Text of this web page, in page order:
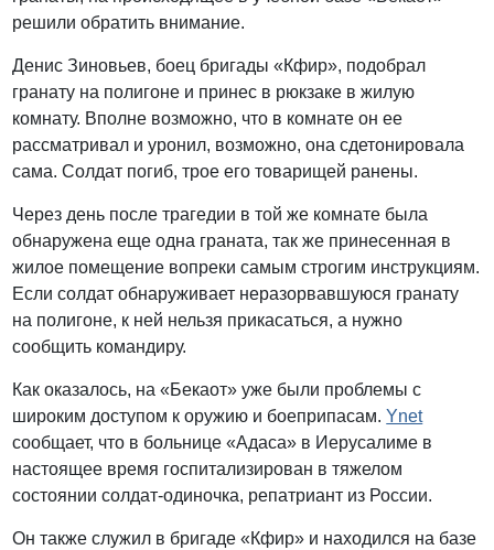
решили обратить внимание.
Денис Зиновьев, боец бригады «Кфир», подобрал
гранату на полигоне и принес в рюкзаке в жилую
комнату. Вполне возможно, что в комнате он ее
рассматривал и уронил, возможно, она сдетонировала
сама. Солдат погиб, трое его товарищей ранены.
Через день после трагедии в той же комнате была
обнаружена еще одна граната, так же принесенная в
жилое помещение вопреки самым строгим инструкциям.
Если солдат обнаруживает неразорвавшуюся гранату
на полигоне, к ней нельзя прикасаться, а нужно
сообщить командиру.
Как оказалось, на «Бекаот» уже были проблемы с
широким доступом к оружию и боеприпасам.Ynet
сообщает, что в больнице «Адаса» в Иерусалиме в
настоящее время госпитализирован в тяжелом
состоянии солдат-одиночка, репатриант из России.
Он также служил в бригаде «Кфир» и находился на базе